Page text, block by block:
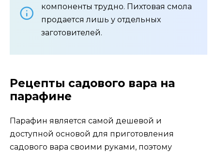
компоненты трудно. Пихтовая смола
продается лишь у отдельных
заготовителей.
Рецепты садового вара на
парафине
Парафин является самой дешевой и
доступной основой для приготовления
садового вара своими руками, поэтому